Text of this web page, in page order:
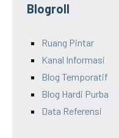
Blogroll
Ruang Pintar
Kanal Informasi
Blog Temporatif
Blog Hardi Purba
Data Referensi